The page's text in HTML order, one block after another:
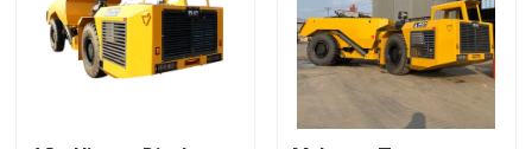
Paletli Damperli Kamyon